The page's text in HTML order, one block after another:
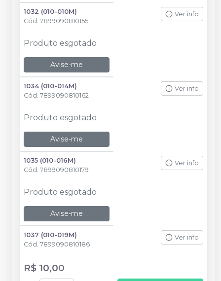
1032 (010-010M)
Cód. 7899090810155
Ver info
Produto esgotado
Avise-me
1034 (010-014M)
Cód. 7899090810162
Ver info
Produto esgotado
Avise-me
1035 (010-016M)
Cód. 7899090810179
Ver info
Produto esgotado
Avise-me
1037 (010-019M)
Cód. 7899090810186
Ver info
R$ 10,00